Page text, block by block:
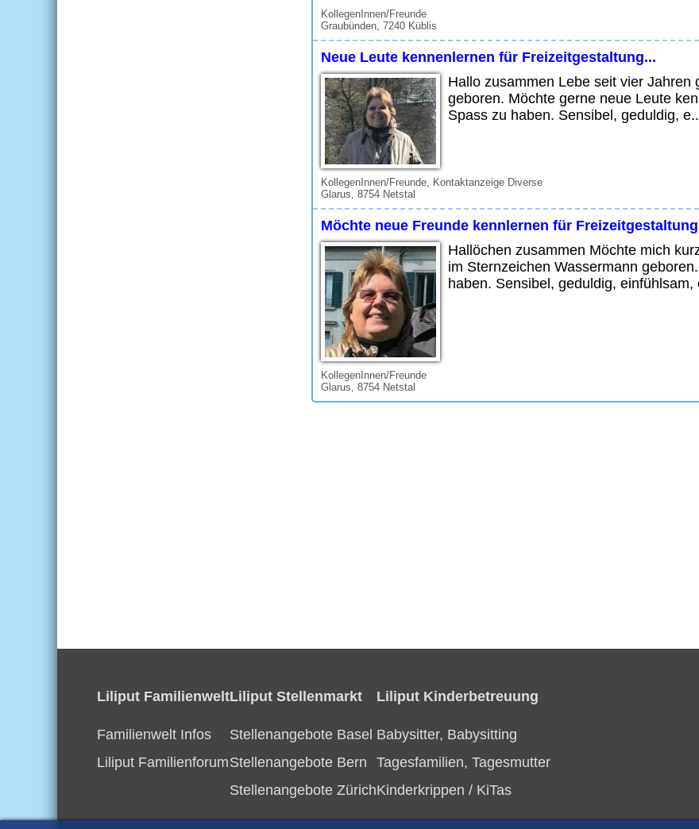
KollegenInnen/Freunde
Graubünden, 7240 Küblis
Neue Leute kennenlernen für Freizeitgestaltung...
Hallo zusammen Lebe seit vier
geboren. Möchte gerne neue Leute
Spass zu haben. Sensibel, geduldig,
KollegenInnen/Freunde, Kontaktanzeige Diverse
Glarus, 8754 Netstal
Möchte neue Freunde kennlernen für
Hallöchen zusammen Möchte mich
im Sternzeichen Wassermann
haben. Sensibel, geduldig, einfühlsam,
KollegenInnen/Freunde
Glarus, 8754 Netstal
Liliput Familienwelt
Familienwelt Infos
Liliput Familienforum
Liliput Stellenmarkt
Stellenangebote Basel
Stellenangebote Bern
Stellenangebote Zürich
Liliput Kinderbetreuung
Babysitter, Babysitting
Tagesfamilien, Tagesmutter
Kinderkrippen / KiTas